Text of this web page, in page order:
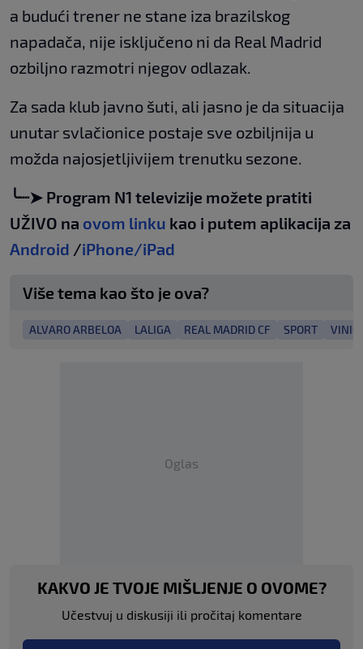
a budući trener ne stane iza brazilskog
napadača, nije isključeno ni da Real Madrid
ozbiljno razmotri njegov odlazak.
Za sada klub javno šuti, ali jasno je da situacija
unutar svlačionice postaje sve ozbiljnija u
možda najosjetljivijem trenutku sezone.
╰┈➤ Program N1 televizije možete pratiti
UŽIVO na ovom linku kao i putem aplikacija za
Android /iPhone/iPad
Više tema kao što je ova?
ALVARO ARBELOA LALIGA REAL MADRID CF SPORT
Oglas
KAKVO JE TVOJE MIŠLJENJE O OVOME?
Učestvuj u diskusiji ili pročitaj komentare